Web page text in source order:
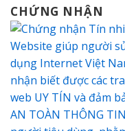
CHỨNG NHẬN